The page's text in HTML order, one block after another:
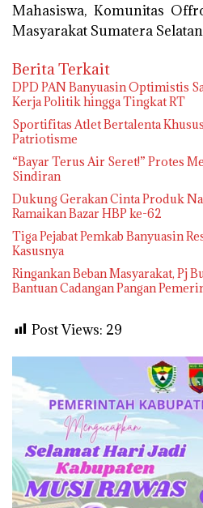
Mahasiswa, Komunitas
Masyarakat Sumatera
Berita Terkait
DPD PAN Banyuasin Optimistis
Kerja Politik hingga Tingkat RT
Sportifitas Atlet Bertalenta
Patriotisme
“Bayar Terus Air Seret!” Protes
Sindiran
Dukung Gerakan Cinta Produk
Ramaikan Bazar HBP ke-62
Tiga Pejabat Pemkab Banyuasin
Kasusnya
Ringankan Beban Masyarakat, Pj
Bantuan Cadangan Pangan
Post Views: 29